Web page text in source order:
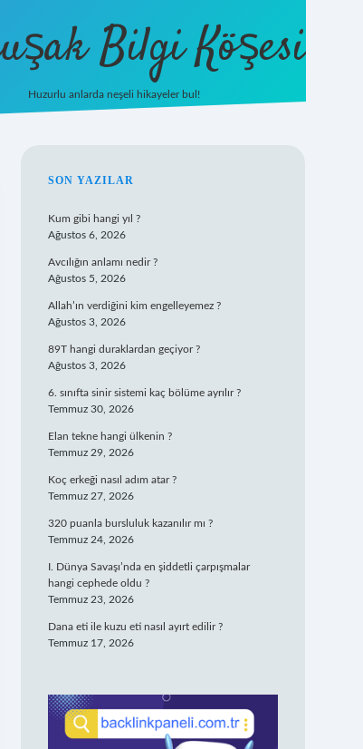
Bilgi Köşesi
Huzurlu anlarda neşeli hikayeler bul!
SIDEBAR
SON YAZILAR
Kum gibi hangi yıl ?
Ağustos 6, 2026
Avcılığın anlamı nedir ?
Ağustos 5, 2026
Allah’ın verdiğini kim engelleyemez ?
Ağustos 3, 2026
89T hangi duraklardan geçiyor ?
Ağustos 3, 2026
6. sınıfta sinir sistemi kaç bölüme ayrılır ?
Temmuz 30, 2026
Elan tekne hangi ülkenin ?
Temmuz 29, 2026
Koç erkeği nasıl adım atar ?
Temmuz 27, 2026
320 puanla bursluluk kazanılır mı ?
Temmuz 24, 2026
I. Dünya Savaşı’nda en şiddetli çarpışmalar
hangi cephede oldu ?
Temmuz 23, 2026
Dana eti ile kuzu eti nasıl ayırt edilir ?
Temmuz 17, 2026